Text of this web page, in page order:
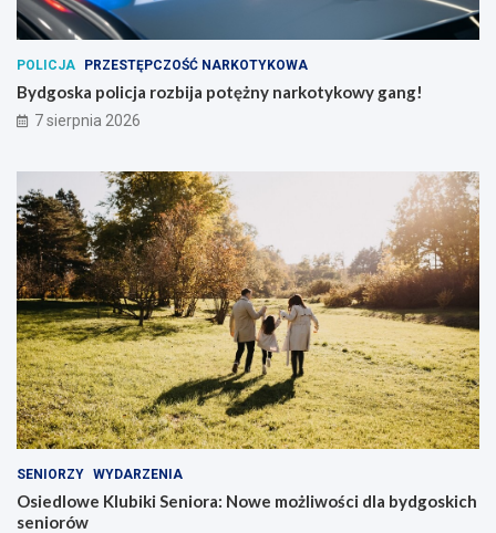
POLICJA PRZESTĘPCZOŚĆ NARKOTYKOWA
Bydgoska policja rozbija potężny narkotykowy gang!
7 sierpnia 2026
SENIORZY WYDARZENIA
Osiedlowe Klubiki Seniora: Nowe możliwości dla bydgoskich
seniorów